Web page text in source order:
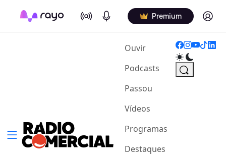
On Air Podcasts Premium Log in
Ouvir(current)
Podcasts
Passou
Vídeos
Programas
Destaques